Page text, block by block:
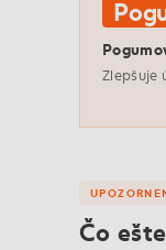
Zlepšuje
Čo